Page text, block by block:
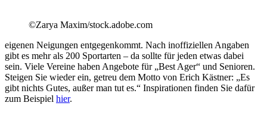
©Zarya Maxim/stock.adobe.com
eigenen Neigungen entgegenkommt. Nach inoffiziellen Angaben
gibt es mehr als 200 Sportarten – da sollte für jeden etwas dabei
sein. Viele Vereine haben Angebote für „Best Ager“ und Senioren.
Steigen Sie wieder ein, getreu dem Motto von Erich Kästner: „Es
gibt nichts Gutes, außer man tut es.“ Inspirationen finden Sie dafür
zum Beispiel hier.